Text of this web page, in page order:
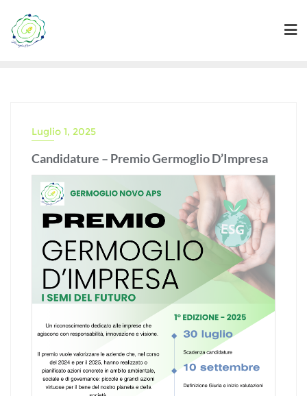
content
Luglio 1, 2025
Candidature – Premio Germoglio D’Impresa